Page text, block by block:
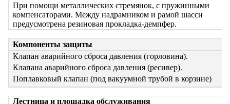
При помощи металлических стремянок, с пружинными
компенсаторами. Между надрамником и рамой шасси
предусмотрена резиновая прокладка-демпфер.
Компоненты защиты
Клапан аварийного сброса давления (горловина).
Клапана аварийного сброса давления (ресивер).
Поплавковый клапан (под вакуумной трубой в корзине)
Лестница и площадка обслуживания